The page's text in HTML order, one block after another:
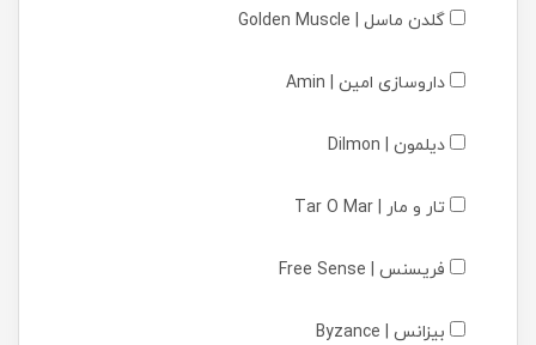
گلدن ماسل | Golden Muscle
داروسازی امین | Amin
دیلمون | Dilmon
تار و مار | Tar O Mar
فریسنس | Free Sense
بیزانس | Byzance